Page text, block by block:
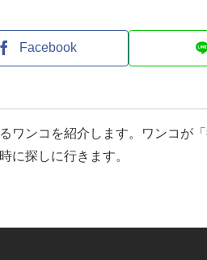
Facebook
ワンコを紹介します。ワンコが
に探しに行きます。